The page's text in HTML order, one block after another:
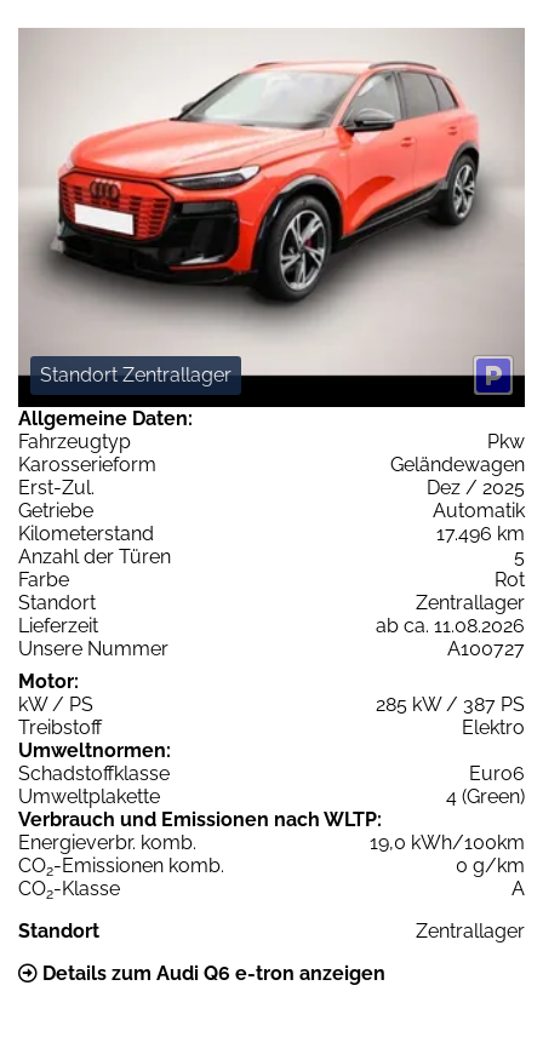
Standort Zentrallager
Allgemeine Daten:
Fahrzeugtyp
Pkw
Karosserieform
Geländewagen
Erst-Zul.
Dez / 2025
Getriebe
Automatik
Kilometerstand
17.496 km
Anzahl der Türen
5
Farbe
Rot
Standort
Zentrallager
Lieferzeit
ab ca. 11.08.2026
Unsere Nummer
A100727
Motor:
kW / PS
285 kW / 387 PS
Treibstoff
Elektro
Umweltnormen:
Schadstoffklasse
Euro6
Umweltplakette
4 (Green)
Verbrauch und Emissionen nach WLTP:
Energieverbr. komb.
19,0 kWh/100km
CO2-Emissionen komb.
0 g/km
CO2-Klasse
A
Standort
Zentrallager
Details zum Audi Q6 e-tron anzeigen